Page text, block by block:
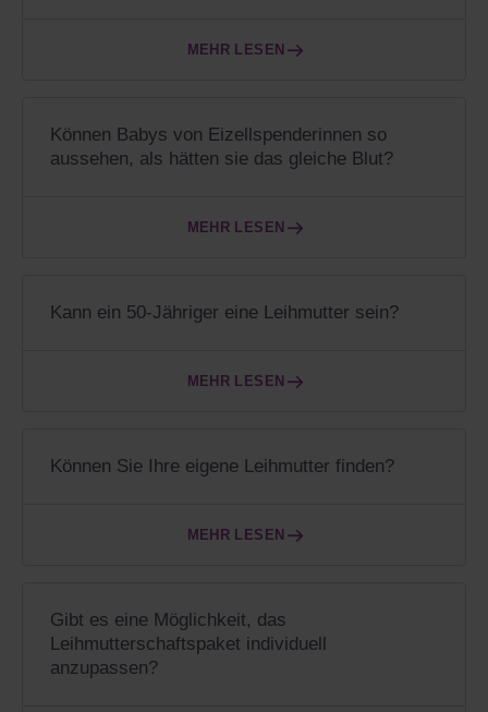
MEHR LESEN
Können Babys von Eizellspenderinnen so
aussehen, als hätten sie das gleiche Blut?
MEHR LESEN
Kann ein 50-Jähriger eine Leihmutter sein?
MEHR LESEN
Können Sie Ihre eigene Leihmutter finden?
MEHR LESEN
Gibt es eine Möglichkeit, das
Leihmutterschaftspaket individuell
anzupassen?